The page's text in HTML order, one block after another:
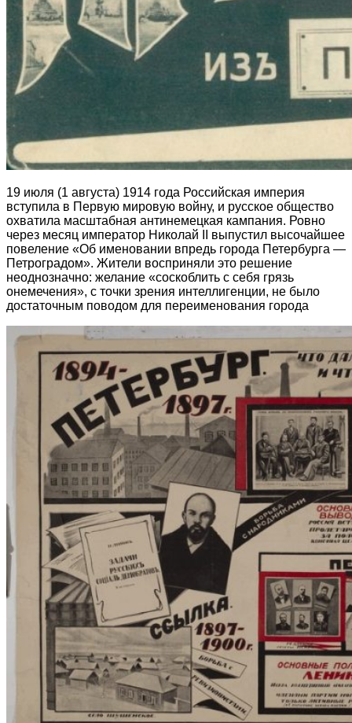
19 июля (1 августа) 1914 года Российская империя
вступила в Первую мировую войну, и русское общество
охватила масштабная антинемецкая кампания. Ровно
через месяц император Николай II выпустил высочайшее
повеление «Об именовании впредь города Петербурга —
Петроградом». Жители восприняли это решение
неоднозначно: желание «соскоблить с себя грязь
онемечения», с точки зрения интеллигенции, не было
достаточным поводом для переименования города